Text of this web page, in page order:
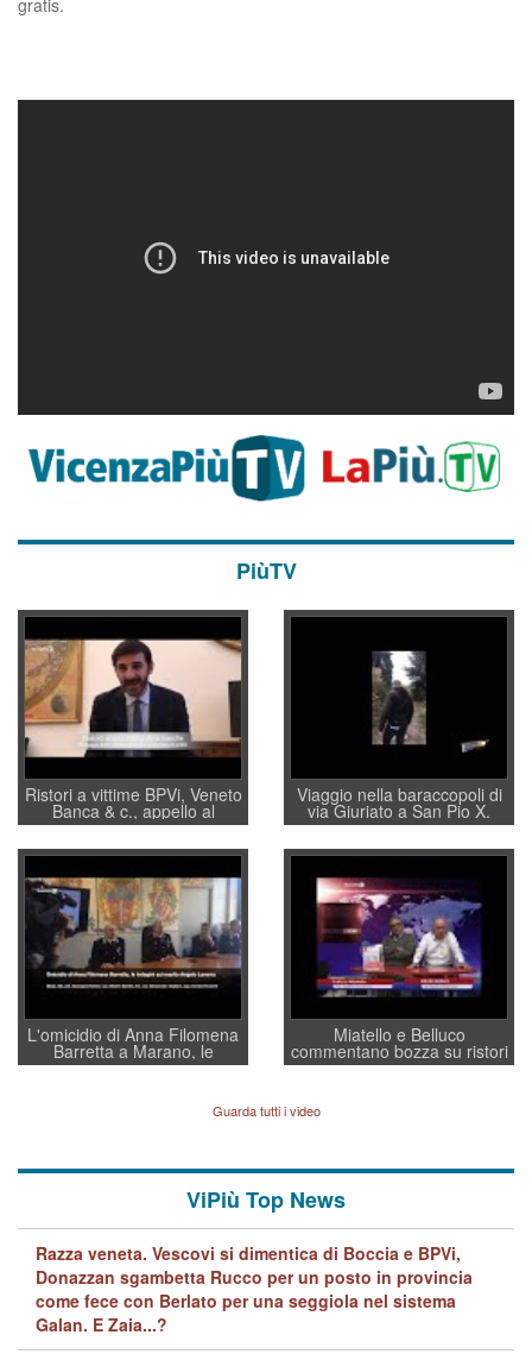
PiùTV
Ristori a vittime BPVi, Veneto
Banca & c., appello al
sottosegretario Alessio
Villarosa: per mettere ordine
convochi con Di Maio CNCU
a supporto della cabina di
regia al Mef
Viaggio nella baraccopoli di
via Giuriato a San Pio X.
Vicenza ai Vicentini: “faremo
un regalo di Natale ai
residenti”
L'omicidio di Anna Filomena
Barretta a Marano, le
indagini dei carabinieri di
quelle di... Barbara D'Urso
Miatello e Belluco
commentano bozza su ristori
BPVi e Veneto Banca
Guarda tutti i video
ViPiù Top News
Razza veneta. Vescovi si dimentica di Boccia e BPVi,
Donazzan sgambetta Rucco per un posto in provincia
come fece con Berlato per una seggiola nel sistema
Galan. E Zaia...?